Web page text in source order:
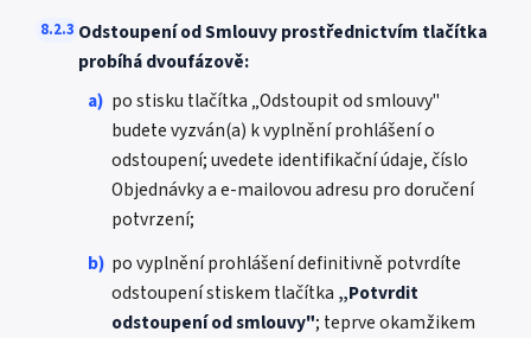
8.2.3 Odstoupení od Smlouvy prostřednictvím tlačítka
probíhá dvoufázově:
a) po stisku tlačítka „Odstoupit od smlouvy"
budete vyzván(a) k vyplnění prohlášení o
odstoupení; uvedete identifikační údaje, číslo
Objednávky a e-mailovou adresu pro doručení
potvrzení;
b) po vyplnění prohlášení definitivně potvrdíte
odstoupení stiskem tlačítka „Potvrdit
odstoupení od smlouvy"; teprve okamžikem